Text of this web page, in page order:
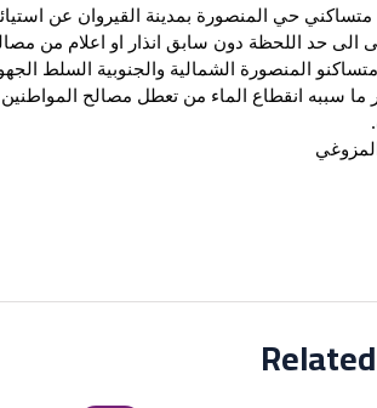
حي المنصورة بمدينة القيروان عن
الى حد اللحظة دون سابق انذار او اعلام من
المنصورة الشمالية والجنوبية السلط
ما سببه انقطاع الماء من تعطل مصالح